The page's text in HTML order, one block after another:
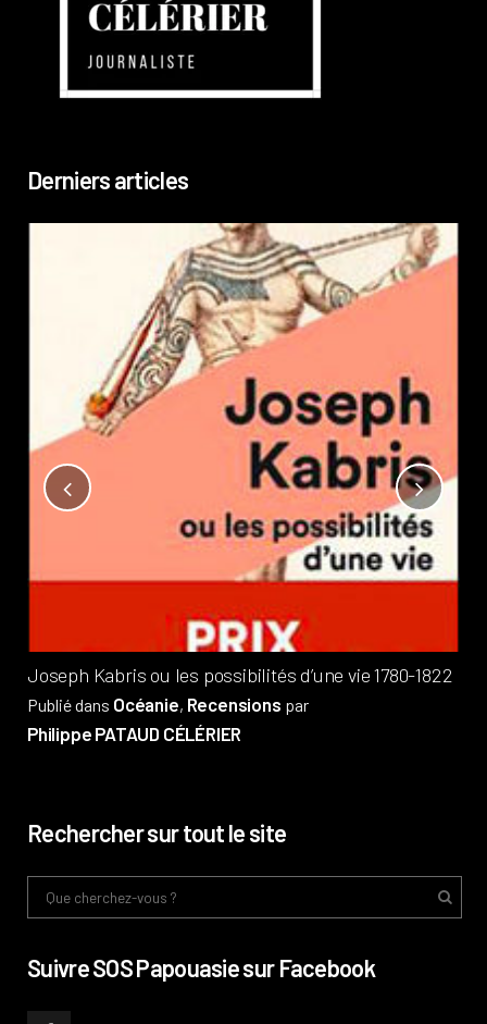
Derniers articles
Joseph Kabris ou les possibilités d’une vie 1780-1822
Publié dans Océanie, Recensions par
Philippe PATAUD CÉLÉRIER
Rechercher sur tout le site
Suivre SOS Papouasie sur Facebook